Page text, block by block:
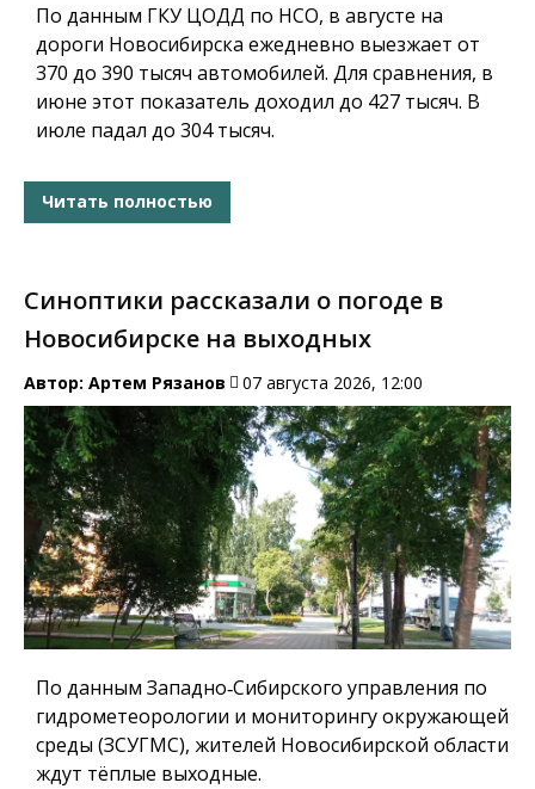
По данным ГКУ ЦОДД по НСО, в августе на
дороги Новосибирска ежедневно выезжает от
370 до 390 тысяч автомобилей. Для сравнения, в
июне этот показатель доходил до 427 тысяч. В
июле падал до 304 тысяч.
Читать полностью
Синоптики рассказали о погоде в
Новосибирске на выходных
Автор: Артем Рязанов 07 августа 2026, 12:00
По данным Западно‑Сибирского управления по
гидрометеорологии и мониторингу окружающей
среды (ЗСУГМС), жителей Новосибирской области
ждут тёплые выходные.